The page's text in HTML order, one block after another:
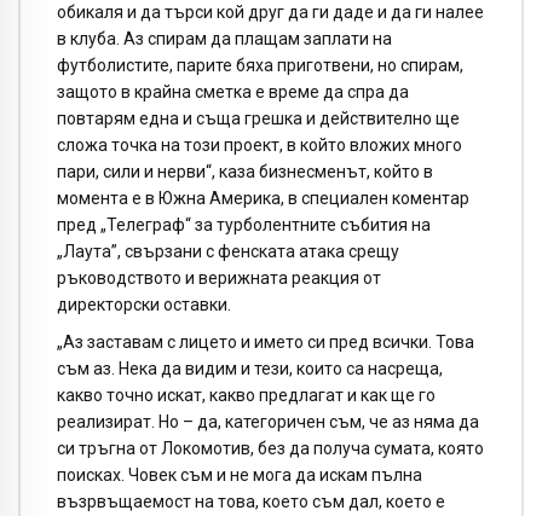
обикаля и да търси кой друг да ги даде и да ги налее
в клуба. Аз спирам да плащам заплати на
футболистите, парите бяха приготвени, но спирам,
защото в крайна сметка е време да спра да
повтарям една и съща грешка и действително ще
сложа точка на този проект, в който вложих много
пари, сили и нерви“, каза бизнесменът, който в
момента е в Южна Америка, в специален коментар
пред „Телеграф“ за турболентните събития на
„Лаута”, свързани с фенската атака срещу
ръководството и верижната реакция от
директорски оставки.
„Аз заставам с лицето и името си пред всички. Това
съм аз. Нека да видим и тези, които са насреща,
какво точно искат, какво предлагат и как ще го
реализират. Но – да, категоричен съм, че аз няма да
си тръгна от Локомотив, без да получа сумата, която
поисках. Човек съм и не мога да искам пълна
възрвъщаемост на това, което съм дал, което е